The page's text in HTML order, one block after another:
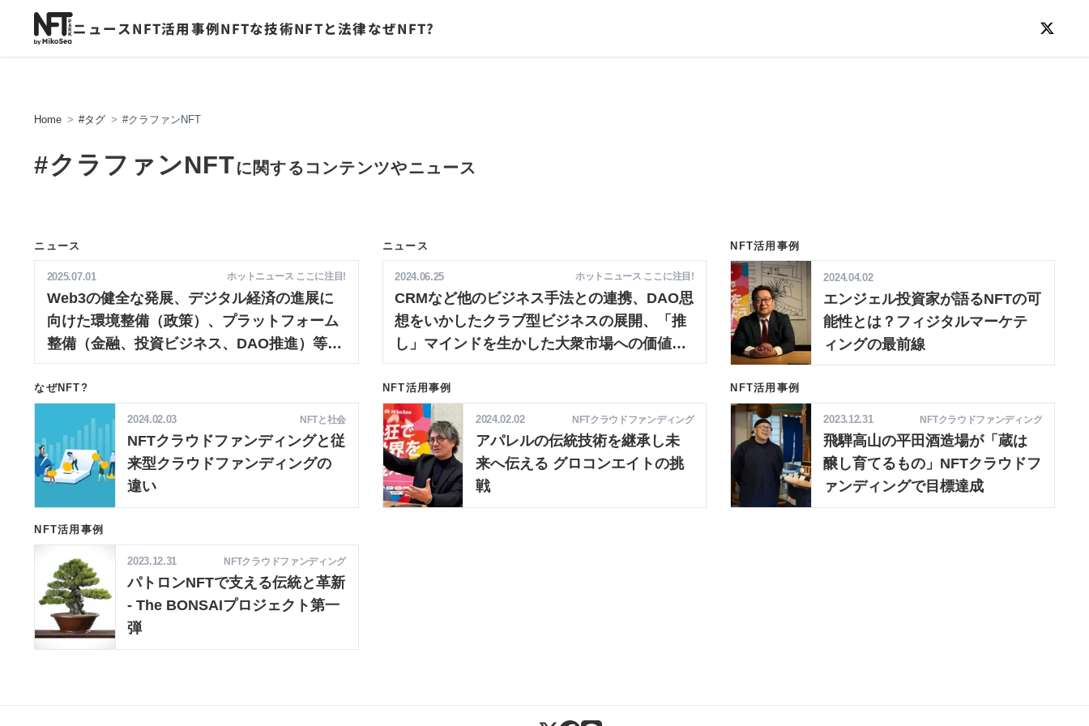
ニュースNFT活用事例NFTな技術NFTと法律なぜNFT?
Home #タグ #クラファンNFT
#クラファンNFTに関するコンテンツやニュース
ニュース
2025.07.01 ホットニュース ここに注目!
Web3の健全な発展、デジタル経済の進展に
向けた環境整備（政策）、プラットフォーム
整備（金融、投資ビジネス、DAO推進）等が
加速しています
ニュース
2024.06.25 ホットニュース ここに注目!
CRMなど他のビジネス手法との連携、DAO思
想をいかしたクラブ型ビジネスの展開、「推
し」マインドを生かした大衆市場への価値訴
求など、NFTをベーストした社会的な概念実
証（PoC）が多様にすすめられています。
NFT活用事例
2024.04.02
エンジェル投資家が語るNFTの可
能性とは？フィジタルマーケテ
ィングの最前線
なぜNFT?
2024.02.03 NFTと社会
NFTクラウドファンディングと従
来型クラウドファンディングの
違い
NFT活用事例
2024.02.02 NFTクラウドファンディング
アパレルの伝統技術を継承し未
来へ伝える グロコンエイトの挑
戦
NFT活用事例
2023.12.31 NFTクラウドファンディング
飛騨高山の平田酒造場が「蔵は
醸し育てるもの」NFTクラウドフ
ァンディングで目標達成
NFT活用事例
2023.12.31 NFTクラウドファンディング
パトロンNFTで支える伝統と革新
- The BONSAIプロジェクト第一
弾